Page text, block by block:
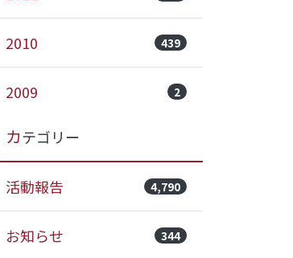
2010 439
2009 2
カテゴリー
活動報告 4,790
お知らせ 344